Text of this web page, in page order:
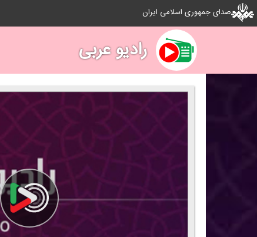
صدای جمهوری اسلامی ایران
رادیو عربی